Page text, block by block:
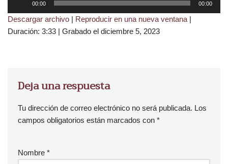
p
r
00:00 00:00
Descargar archivo | Reproducir en una nueva ventana |
Duración: 3:33 | Grabado el diciembre 5, 2023
Deja una respuesta
Tu dirección de correo electrónico no será publicada. Los
campos obligatorios están marcados con *
Nombre *